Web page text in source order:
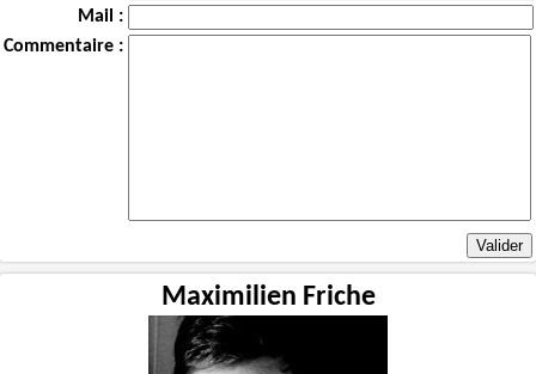
Mail :
Commentaire :
Maximilien Friche